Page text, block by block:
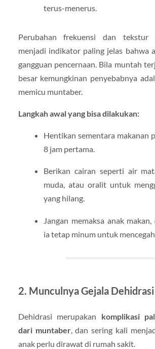
terus-menerus.
Perubahan frekuensi dan tekstur
menjadi indikator paling jelas bahwa
gangguan pencernaan. Bila muntah
besar kemungkinan penyebabnya
memicu muntaber.
Langkah awal yang bisa dilakukan:
Hentikan sementara makanan
8 jam pertama.
Berikan cairan seperti air
muda, atau oralit untuk
yang hilang.
Jangan memaksa anak
ia tetap minum untuk
2. Munculnya Gejala Dehidrasi
Dehidrasi merupakan komplikasi
dari muntaber, dan sering kali
anak perlu dirawat di rumah sakit.